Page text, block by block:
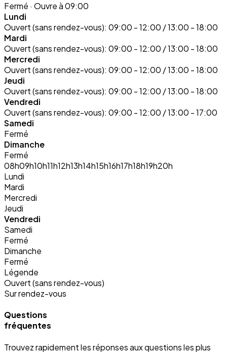
Fermé · Ouvre à 09:00
Lundi
Ouvert (sans rendez-vous): 09:00 - 12:00 / 13:00 - 18:00
Mardi
Ouvert (sans rendez-vous): 09:00 - 12:00 / 13:00 - 18:00
Mercredi
Ouvert (sans rendez-vous): 09:00 - 12:00 / 13:00 - 18:00
Jeudi
Ouvert (sans rendez-vous): 09:00 - 12:00 / 13:00 - 18:00
Vendredi
Ouvert (sans rendez-vous): 09:00 - 12:00 / 13:00 - 17:00
Samedi
Fermé
Dimanche
Fermé
08h09h10h11h12h13h14h15h16h17h18h19h20h
Lundi
Mardi
Mercredi
Jeudi
Vendredi
Samedi
Fermé
Dimanche
Fermé
Légende
Ouvert (sans rendez-vous)
Sur rendez-vous
Questions
fréquentes
Trouvez rapidement les réponses aux questions les plus